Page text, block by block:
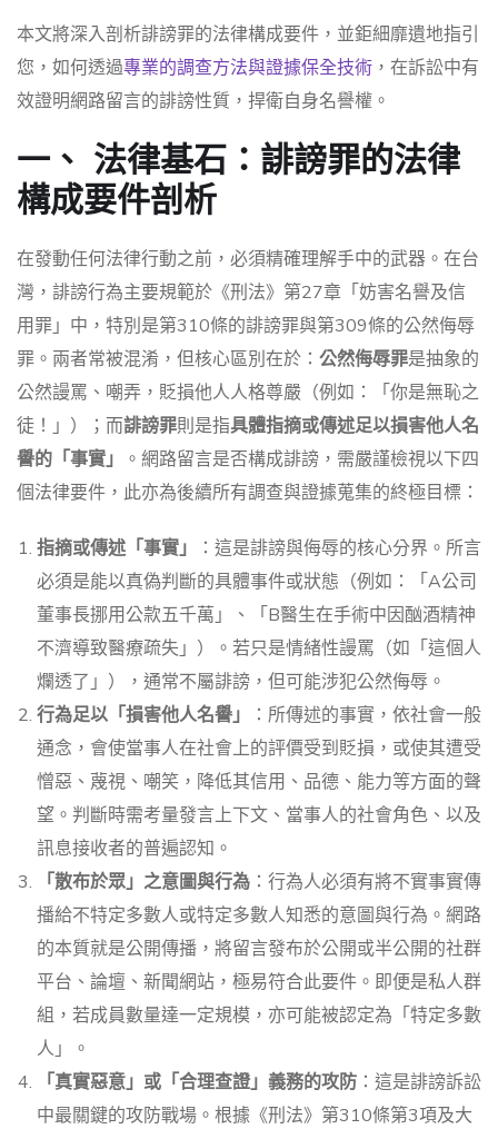
本文將深入剖析誹謗罪的法律構成要件，並鉅細靡遺地指引
您，如何透過專業的調查方法與證據保全技術 ，在訴訟中有
效證明網路留言的誹謗性質，捍衛自身名譽權。
一、 法律基石：誹謗罪的法律
構成要件剖析
在發動任何法律行動之前，必須精確理解手中的武器。在台
灣，誹謗行為主要規範於《刑法》第27章「妨害名譽及信
用罪」中，特別是第310條的誹謗罪與第309條的公然侮辱
罪。兩者常被混淆，但核心區別在於： 公然侮辱罪是抽象的
公然謾罵、嘲弄，貶損他人人格尊嚴（例如：「你是無恥之
徒！」）；而誹謗罪則是指具體指摘或傳述足以損害他人名
譽的「事實」
。網路留言是否構成誹謗，需嚴謹檢視以下四
個法律要件，此亦為後續所有調查與證據蒐集的終極目標：
指摘或傳述「事實」
：這是誹謗與侮辱的核心分界。所言
必須是能以真偽判斷的具體事件或狀態（例如：「A公司
董事長挪用公款五千萬」、「B醫生在手術中因酗酒精神
不濟導致醫療疏失」）。若只是情緒性謾罵（如「這個人
爛透了」），通常不屬誹謗，但可能涉犯公然侮辱。
行為足以「損害他人名譽」
：所傳述的事實，依社會一般
通念，會使當事人在社會上的評價受到貶損，或使其遭受
憎惡、蔑視、嘲笑，降低其信用、品德、能力等方面的聲
望。判斷時需考量發言上下文、當事人的社會角色、以及
訊息接收者的普遍認知。
「散布於眾」之意圖與行為 ：行為人必須有將不實事實傳
播給不特定多數人或特定多數人知悉的意圖與行為。網路
的本質就是公開傳播，將留言發布於公開或半公開的社群
平台、論壇、新聞網站，極易符合此要件。即便是私人群
組，若成員數量達一定規模，亦可能被認定為「特定多數
人」。
「真實惡意」或「合理查證」義務的攻防 ：這是誹謗訴訟
中最關鍵的攻防戰場。根據《刑法》第310條第3項及大